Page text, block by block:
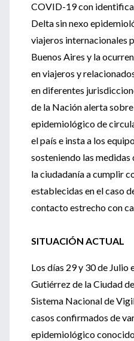
COVID-19 con
Delta sin nexo
viajeros internacionales
Buenos Aires y la
en viajeros y
en diferentes
de la Nación alerta
epidemiológico de
el país e insta a los
sosteniendo las
la ciudadanía a cumplir
establecidas en el caso
contacto estrecho con
SITUACIÓN ACTUAL
Los días 29 y 30 de
Gutiérrez de la Ciudad
Sistema Nacional de
casos confirmados de
epidemiológico